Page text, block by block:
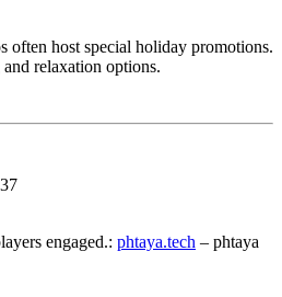
often host special holiday promotions.
relaxation options.
engaged.: phtaya.tech – phtaya